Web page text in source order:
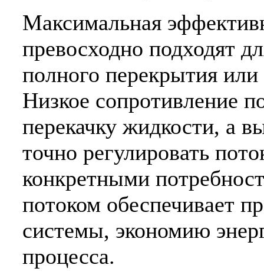
Максимальная
превосходно подходят
полного перекрытия или
Низкое сопротивление
перекачку жидкости, а
точно регулировать
конкретными
потоком обеспечивает
системы, экономию
процесса.